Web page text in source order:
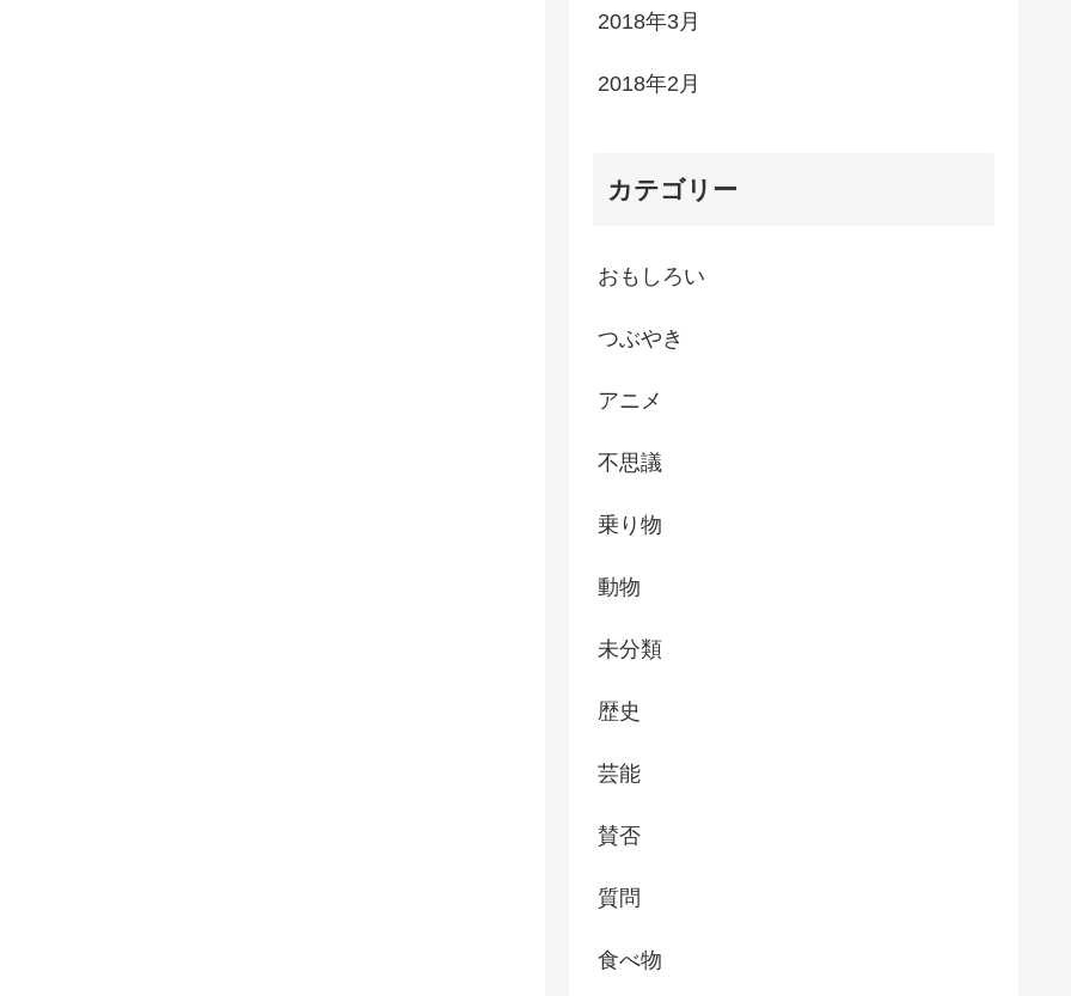
2018年3月
2018年2月
カテゴリー
おもしろい
つぶやき
アニメ
不思議
乗り物
動物
未分類
歴史
芸能
賛否
質問
食べ物